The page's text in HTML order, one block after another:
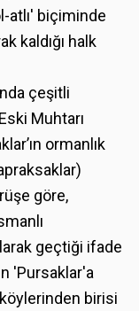
atlı' biçiminde
kaldığı halk
çeşitli
Muhtarı
ormanlık
göre,
geçtiği ifade
'Pursaklar'a
birisi